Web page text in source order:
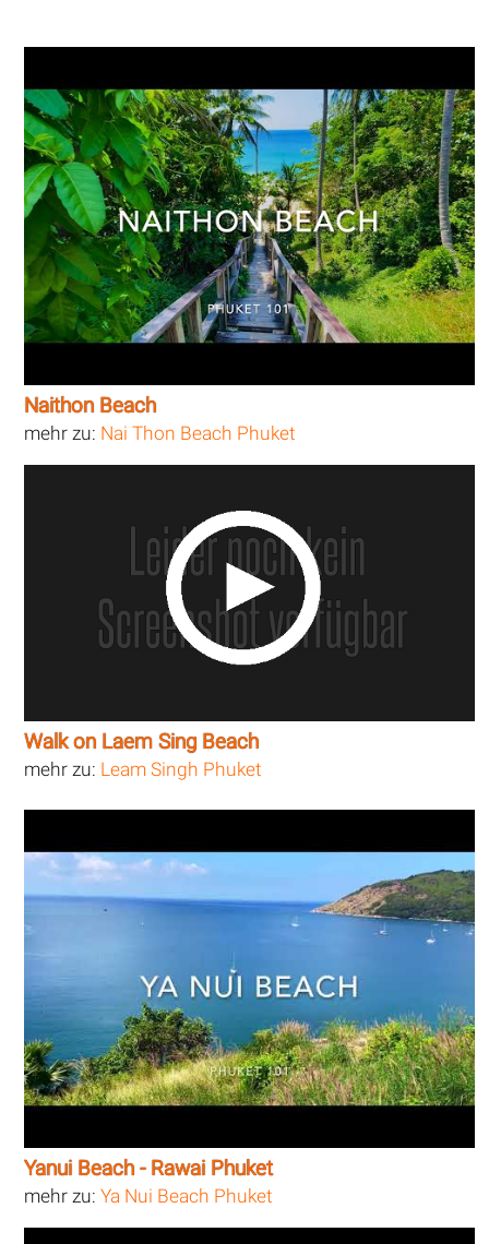
Naithon Beach
mehr zu: Nai Thon Beach Phuket
Walk on Laem Sing Beach
mehr zu: Leam Singh Phuket
Yanui Beach - Rawai Phuket
mehr zu:Ya Nui Beach Phuket